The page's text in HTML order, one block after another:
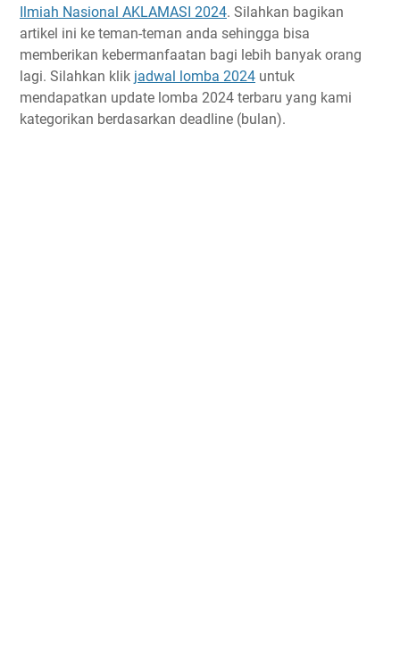
Ilmiah Nasional AKLAMASI 2024. Silahkan bagikan
artikel ini ke teman-teman anda sehingga bisa
memberikan kebermanfaatan bagi lebih banyak orang
lagi. Silahkan klik jadwal lomba 2024 untuk
mendapatkan update lomba 2024 terbaru yang kami
kategorikan berdasarkan deadline (bulan).